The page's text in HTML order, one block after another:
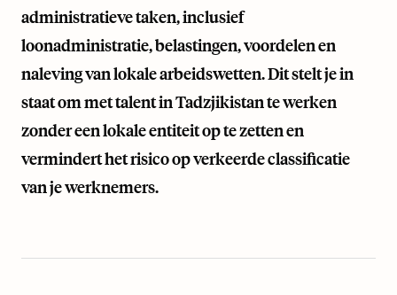
administratieve taken, inclusief
loonadministratie, belastingen, voordelen en
naleving van lokale arbeidswetten. Dit stelt je in
staat om met talent in Tadzjikistan te werken
zonder een lokale entiteit op te zetten en
vermindert het risico op verkeerde classificatie
van je werknemers.